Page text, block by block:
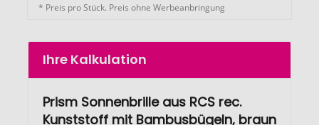
* Preis pro Stück. Preis ohne Werbeanbringung
Ihre Kalkulation
Prism Sonnenbrille aus RCS rec.
Kunststoff mit Bambusbügeln, braun